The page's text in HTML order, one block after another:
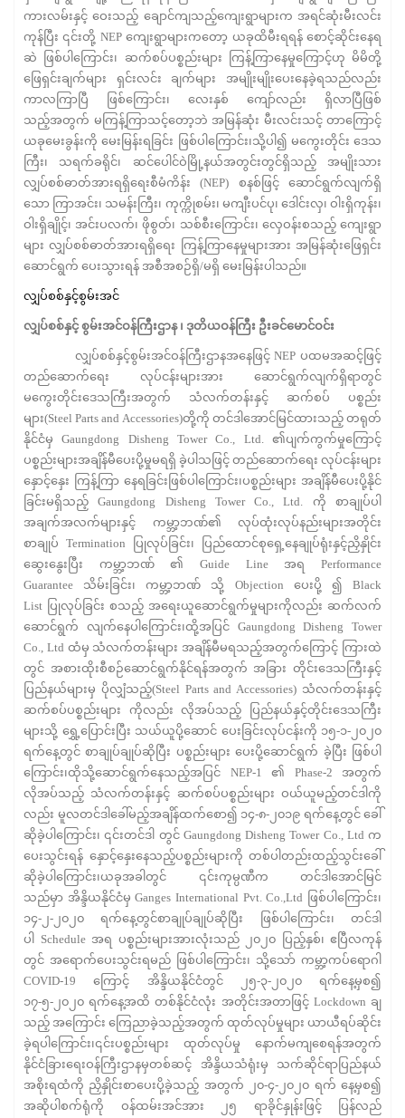
ကားလမ်းနှင့် ဝေးသည့် ချောင်ကျသည့်ကျေးရွာများက အရင်ဆုံးမီးလင်း
ကုန်ပြီး ၎င်းတို့ NEP ကျေးရွာများကတော့ ယခုထိမီးရရန် စောင့်ဆိုင်းနေရ
ဆဲ ဖြစ်ပါကြောင်း၊ ဆက်စပ်ပစ္စည်းများ ကြန့်ကြာနေမှုကြောင့်ဟု မိမိတို့
ဖြေရှင်းချက်များ ရှင်းလင်း ချက်များ အမျိုးမျိုးပေးနေခဲ့ရသည်လည်း
ကာလကြာပြီ ဖြစ်ကြောင်း၊ လေးနှစ် ကျော်လည်း ရှိလာပြီဖြစ်
သည့်အတွက် မကြန့်ကြာသင့်တော့ဘဲ အမြန်ဆုံး မီးလင်းသင့် တာကြောင့်
ယခုမေးခွန်းကို မေးမြန်းရခြင်း ဖြစ်ပါကြောင်း၊သို့ပါ၍ မကွေးတိုင်း ဒေသ
ကြီး၊ သရက်ခရိုင်၊ ဆင်ပေါင်ဝဲမြို့နယ်အတွင်းတွင်ရှိသည့် အမျိုးသား
လျှပ်စစ်ဓာတ်အားရရှိရေးစီမံကိန်း (NEP) စနစ်ဖြင့် ဆောင်ရွက်လျက်ရှိ
သော ကြာအင်း၊ သမန်းကြီး၊ ကုက္ကိုစမ်း၊ မကျီးပင်ပု၊ ဒေါင်းလှ၊ ဝါးရှိကုန်း၊
ဝါးရှိချိုင့်၊ အင်းပလက်၊ ဖိုစွတ်၊ သစ်စီးကြောင်း၊ လှေဝန်းစသည့် ကျေးရွာ
များ လျှပ်စစ်ဓာတ်အားရရှိရေး ကြန့်ကြာနေမှုများအား အမြန်ဆုံးဖြေရှင်း
ဆောင်ရွက် ပေးသွားရန် အစီအစဉ်ရှိ/မရှိ မေးမြန်းပါသည်။
လျှပ်စစ်နှင့်စွမ်းအင်
လျှပ်စစ်နှင့် စွမ်းအင်ဝန်ကြီးဌာန ၊ ဒုတိယဝန်ကြီး ဦးခင်မောင်ဝင်း
လျှပ်စစ်နှင့်စွမ်းအင်ဝန်ကြီးဌာနအနေဖြင့် NEP ပထမအဆင့်ဖြင့်
တည်ဆောက်ရေး လုပ်ငန်းများအား ဆောင်ရွက်လျက်ရှိရာတွင်
မကွေးတိုင်းဒေသကြီးအတွက် သံလက်တန်းနှင့် ဆက်စပ် ပစ္စည်း
များ(Steel Parts and Accessories)တို့ကို တင်ဒါအောင်မြင်ထားသည့် တရုတ်
နိုင်ငံမှ Gaungdong Disheng Tower Co., Ltd. ၏ပျက်ကွက်မှုကြောင့်
ပစ္စည်းများအချိန်မီပေးပို့မှုမရရှိ ခဲ့ပါသဖြင့် တည်ဆောက်ရေး လုပ်ငန်းများ
နှောင့်နှေး ကြန့်ကြာ နေရခြင်းဖြစ်ပါကြောင်း၊ပစ္စည်းများ အချိန်မီပေးပို့နိုင်
ခြင်းမရှိသည့် Gaungdong Disheng Tower Co., Ltd. ကို စာချုပ်ပါ
အချက်အလက်များနှင့် ကမ္ဘာ့ဘဏ်၏ လုပ်ထုံးလုပ်နည်းများအတိုင်း
စာချုပ် Termination ပြုလုပ်ခြင်း၊ ပြည်ထောင်စုရှေ့နေချုပ်ရုံးနှင့်ညှိနှိုင်း
ဆွေးနွေးပြီး ကမ္ဘာ့ဘဏ် ၏ Guide Line အရ Performance
Guarantee သိမ်းခြင်း၊ ကမ္ဘာ့ဘဏ် သို့ Objection ပေးပို့ ၍ Black
List ပြုလုပ်ခြင်း စသည့် အရေးယူဆောင်ရွက်မှုများကိုလည်း ဆက်လက်
ဆောင်ရွက် လျက်နေပါကြောင်း၊ထို့အပြင် Gaungdong Disheng Tower
Co., Ltd ထံမှ သံလက်တန်းများ အချိန်မီမရသည့်အတွက်ကြောင့် ကြားထဲ
တွင် အစားထိုးစီစဉ်ဆောင်ရွက်နိုင်ရန်အတွက် အခြား တိုင်းဒေသကြီးနှင့်
ပြည်နယ်များမှ ပိုလျှံသည့်(Steel Parts and Accessories) သံလက်တန်းနှင့်
ဆက်စပ်ပစ္စည်းများ ကိုလည်း လိုအပ်သည့် ပြည်နယ်နှင့်တိုင်းဒေသကြီး
များသို့ ရွှေ့ပြောင်းပြီး သယ်ယူပို့ဆောင် ပေးခြင်းလုပ်ငန်းကို ၁၅-၁-၂၀၂၀
ရက်နေ့တွင် စာချုပ်ချုပ်ဆိုပြီး ပစ္စည်းများ ပေးပို့ဆောင်ရွက် ခဲ့ပြီး ဖြစ်ပါ
ကြောင်း၊ထိုသို့ဆောင်ရွက်နေသည့်အပြင် NEP-1 ၏ Phase-2 အတွက်
လိုအပ်သည့် သံလက်တန်းနှင့် ဆက်စပ်ပစ္စည်းများ ဝယ်ယူမည့်တင်ဒါကို
လည်း မူလတင်ဒါခေါ်မည့်အချိန်ထက်စော၍ ၁၄-၈-၂၀၁၉ ရက်နေ့တွင် ခေါ်
ဆိုခဲ့ပါကြောင်း၊ ၎င်းတင်ဒါ တွင် Gaungdong Disheng Tower Co., Ltd က
ပေးသွင်းရန် နှောင့်နှေးနေသည့်ပစ္စည်းများကို တစ်ပါတည်းထည့်သွင်းခေါ်
ဆိုခဲ့ပါကြောင်း၊ယခုအခါတွင် ၎င်းကုမ္ပဏီက တင်ဒါအောင်မြင်
သည်မှာ အိန္ဒိယနိုင်ငံမှ Ganges International Pvt. Co.,Ltd ဖြစ်ပါကြောင်း၊
၁၄-၂-၂၀၂၀ ရက်နေ့တွင်စာချုပ်ချုပ်ဆိုပြီး ဖြစ်ပါကြောင်း၊ တင်ဒါ
ပါ Schedule အရ ပစ္စည်းများအားလုံးသည် ၂၀၂၀ ပြည့်နှစ်၊ ဧပြီလကုန်
တွင် အရောက်ပေးသွင်းရမည် ဖြစ်ပါကြောင်း၊ သို့သော် ကမ္ဘာ့ကပ်ရောဂါ
COVID-19 ကြောင့် အိန္ဒိယနိုင်ငံတွင် ၂၅-၃-၂၀၂၀ ရက်နေ့မှစ၍
၁၇-၅-၂၀၂၀ ရက်နေ့အထိ တစ်နိုင်ငံလုံး အတိုင်းအတာဖြင့် Lockdown ချ
သည့် အကြောင်း ကြေညာခဲ့သည့်အတွက် ထုတ်လုပ်မှုများ ယာယီရပ်ဆိုင်း
ခဲ့ရပါကြောင်း၊၎င်းပစ္စည်းများ ထုတ်လုပ်မှု နောက်မကျစေရန်အတွက်
နိုင်ငံခြားရေးဝန်ကြီးဌာနမှတစ်ဆင့် အိန္ဒိယသံရုံးမှ သက်ဆိုင်ရာပြည်နယ်
အစိုးရထံကို ညှိနှိုင်းစာပေးပို့ခဲ့သည့် အတွက် ၂၀-၄-၂၀၂၀ ရက် နေ့မှစ၍
အဆိုပါစက်ရုံကို ဝန်ထမ်းအင်အား ၂၅ ရာခိုင်နှုန်းဖြင့် ပြန်လည်